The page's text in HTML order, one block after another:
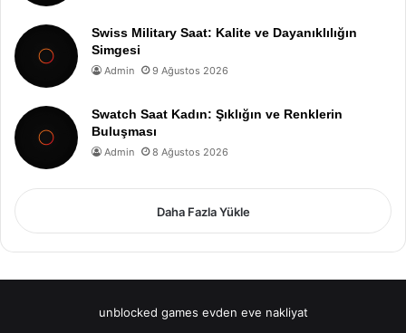
Swiss Military Saat: Kalite ve Dayanıklılığın
Simgesi
Admin 9 Ağustos 2026
Swatch Saat Kadın: Şıklığın ve Renklerin
Buluşması
Admin 8 Ağustos 2026
Daha Fazla Yükle
unblocked games evden eve nakliyat